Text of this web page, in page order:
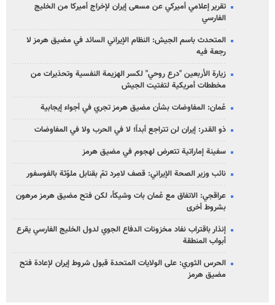
تقرير إعلامي أميركي عن مسعى إيران لإخراج أميركا من الخليج
الفارسي
المتحدث باسم الجيش: النظام الإيراني السائد في مضيق هرمز لا
رجعة فيه
زيارة الأربعين "درع روحي" لكسر الهزيمة النفسية وتحذيرات من
مخططات أمريكية لتفتيت الجيش
عُمان: المفاوضات بشأن مضيق هرمز تجري في أجواء إيجابية
ذو القدر: إيران لن تتراجع أبداً؛ لا في الحرب ولا في المفاوضات
سفينة إماراتية تتعرض لهجوم في مضيق هرمز
نائب وزير الصحة الإيراني: قصف لامِرد تمّ بقنابل ملوّثة بالفوسفور
عراقجي: الاتفاق مع عُمان بات وشيكاً، لكن فتح مضيق هرمز مرهون
بشروط أخرى
إنذار باقتراب نفاد مخزونات الدفاع الجوي لدول الخليج الفارسي يقرع
أبواب المنطقة
الحرس الثوري: على الولايات المتحدة قبول شروط إيران لإعادة فتح
مضيق هرمز